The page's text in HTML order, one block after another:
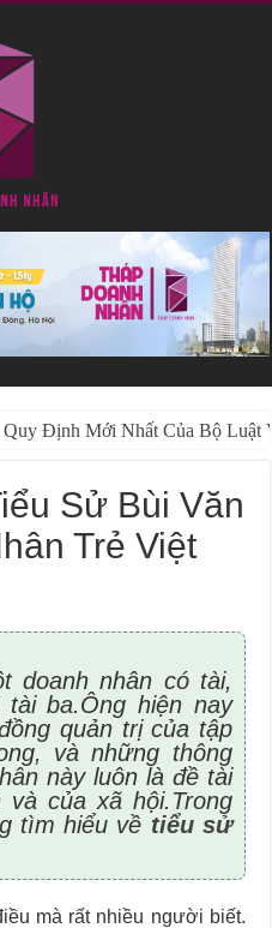
Định Mới Nhất Của Bộ Luật
Đứng Tên 2 Vợ Chồng” Mới
Sử Bùi Văn
Trẻ Việt
doanh nhân có tài,
ba.Ông hiện nay
quản trị của tập
và những thông
này luôn là đề tài
của xã hội.Trong
tìm hiểu về tiểu sử
mà rất nhiều người biết.